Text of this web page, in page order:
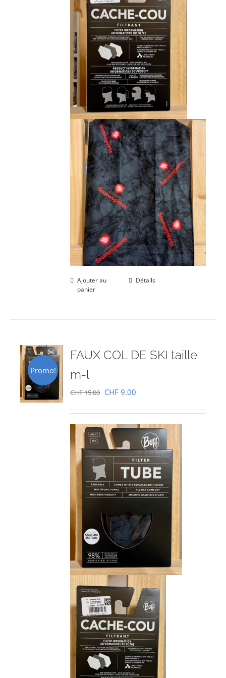
Ajouter au
panier
Détails
Promo!
FAUX COL DE SKI taille
m-l
CHF15.00 Le
initial
était :
CHF 15.00.
CHF 9.00
actuel
est :
CHF 9.00.